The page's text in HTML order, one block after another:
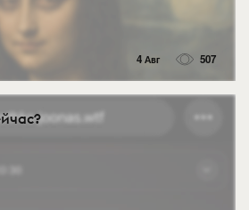
4 Авг 507